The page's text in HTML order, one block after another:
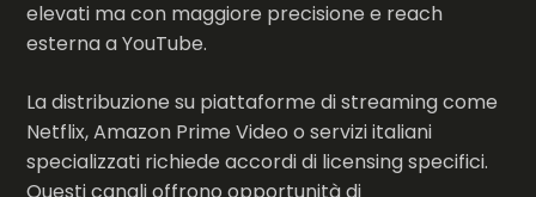
elevati ma con maggiore precisione e reach
esterna a YouTube.
La distribuzione su piattaforme di streaming come
Netflix, Amazon Prime Video o servizi italiani
specializzati richiede accordi di licensing specifici.